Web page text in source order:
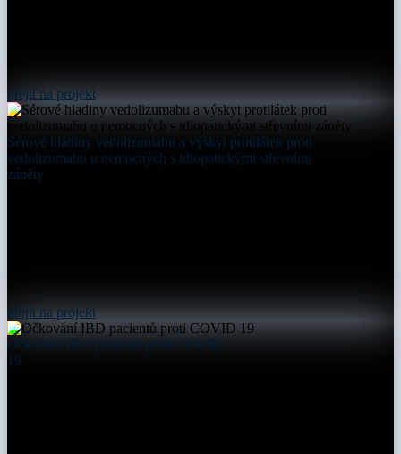
přejít na projekt
Sérové hladiny vedolizumabu a výskyt protilátek proti
vedolizumabu u nemocných s idiopatickými střevními
záněty
přejít na projekt
Očkování IBD pacientů proti COVID
19